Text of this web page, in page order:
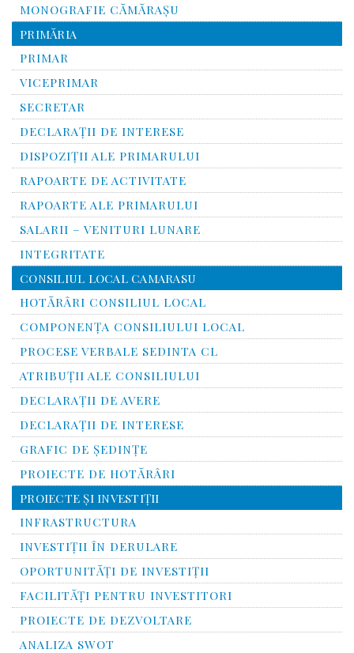
MONOGRAFIE CĂMĂRAŞU
PRIMĂRIA
PRIMAR
VICEPRIMAR
SECRETAR
DECLARAȚII DE INTERESE
DISPOZIȚII ALE PRIMARULUI
RAPOARTE DE ACTIVITATE
RAPOARTE ALE PRIMARULUI
SALARII – VENITURI LUNARE
INTEGRITATE
CONSILIUL LOCAL CAMARASU
HOTĂRÂRI CONSILIUL LOCAL
COMPONENŢA CONSILIULUI LOCAL
PROCESE VERBALE SEDINTA CL
ATRIBUŢII ALE CONSILIULUI
DECLARAȚII DE AVERE
DECLARAŢII DE INTERESE
GRAFIC DE ŞEDINŢE
PROIECTE DE HOTĂRÂRI
PROIECTE ŞI INVESTIŢII
INFRASTRUCTURA
INVESTIŢII ÎN DERULARE
OPORTUNITĂŢI DE INVESTIŢII
FACILITĂŢI PENTRU INVESTITORI
PROIECTE DE DEZVOLTARE
ANALIZA SWOT